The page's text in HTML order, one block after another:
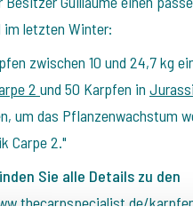
im letzten Winter:
zwischen 10 und 24,7 kg
2 und 50 Karpfen in
um das Pflanzenwachstum
Carpe 2."
Sie alle Details zu den